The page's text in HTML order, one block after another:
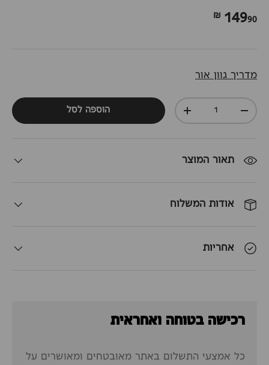
14990 ₪
מדריך גוון אור
כמות
+ הוספה לסל
תאור המוצר
אודות המשלוח
אחריות
רכישה בטוחה ואחראית
כל אמצעי התשלום באתר מאובטחים ומאושרים על